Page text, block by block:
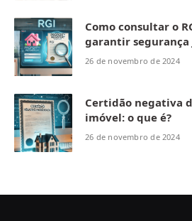
Como consultar o
garantir
26 de novembro de 2024
Certidão negativa
imóvel: o que é?
26 de novembro de 2024